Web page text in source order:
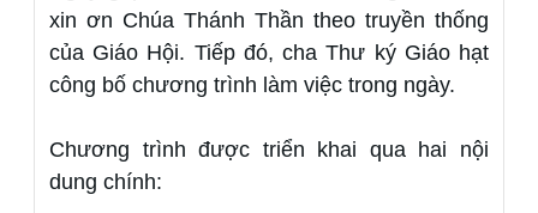
xin ơn Chúa Thánh Thần theo truyền thống
của Giáo Hội. Tiếp đó, cha Thư ký Giáo hạt
công bố chương trình làm việc trong ngày.
Chương trình được triển khai qua hai nội
dung chính: